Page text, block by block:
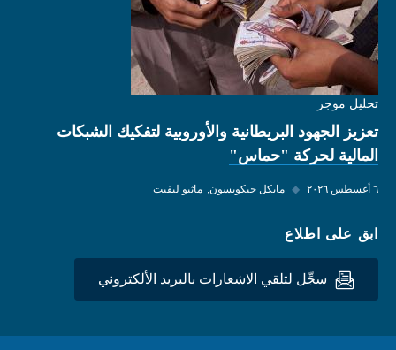
تحليل موجز
تعزيز الجهود البريطانية والأوروبية لتفكيك الشبكات
المالية لحركة "حماس"
٦ أغسطس ٢٠٢٦ ◆ مايكل جيكوبسون ماثيو ليفيت
ابق على اطلاع
سجِّل لتلقي الاشعارات بالبريد الألكتروني